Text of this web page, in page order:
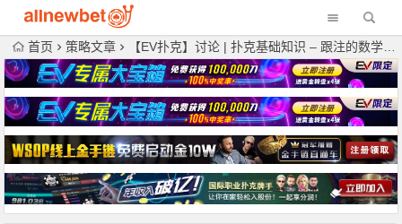
首页 策略文章 【EV扑克】讨论 | 扑克基础知识 – 跟注的数学计算